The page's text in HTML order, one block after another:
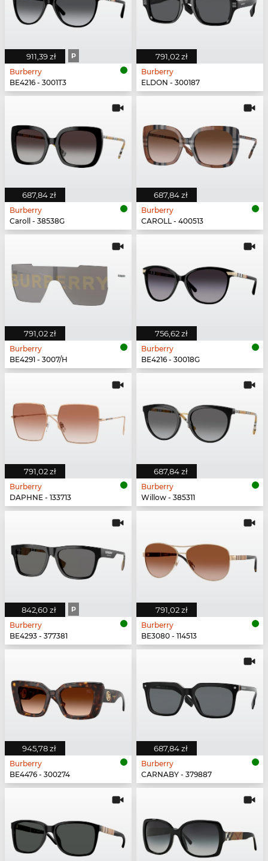
911,39 zł P
Burberry
BE4216 - 3001T3
791,02 zł
Burberry
ELDON - 300187
687,84 zł
Burberry
Caroll - 38538G
687,84 zł
Burberry
CAROLL - 400513
791,02 zł
Burberry
BE4291 - 3007/H
756,62 zł
Burberry
BE4216 - 30018G
791,02 zł
Burberry
DAPHNE - 133713
687,84 zł
Burberry
Willow - 385311
842,60 zł P
Burberry
BE4293 - 377381
791,02 zł
Burberry
BE3080 - 114513
945,78 zł
Burberry
BE4476 - 300274
687,84 zł
Burberry
CARNABY - 379887